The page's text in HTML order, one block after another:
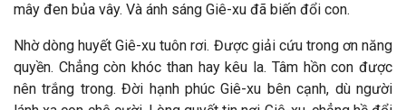
mây đen bủa vây. Và ánh sáng Giê-xu đã biến đổi con.
Nhờ dòng huyết Giê-xu tuôn rơi. Được giải cứu trong ơn năng
quyền. Chẳng còn khóc than hay kêu la. Tâm hồn con được
nên trắng trong. Đời hạnh phúc Giê-xu bên cạnh, dù người